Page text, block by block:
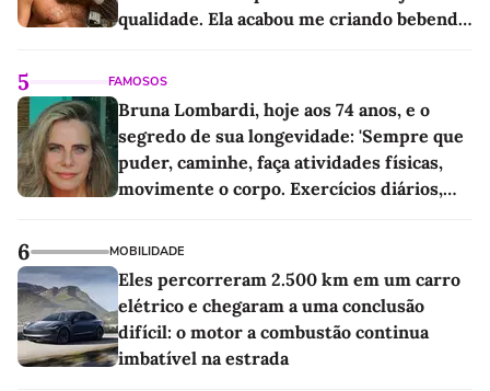
qualidade. Ela acabou me criando bebendo
5 FAMOSOS
Bruna Lombardi, hoje aos 74 anos, e o
segredo de sua longevidade: 'Sempre que
puder, caminhe, faça atividades físicas,
movimente o corpo. Exercícios diários,
6 MOBILIDADE
Eles percorreram 2.500 km em um carro
elétrico e chegaram a uma conclusão
difícil: o motor a combustão continua
imbatível na estrada